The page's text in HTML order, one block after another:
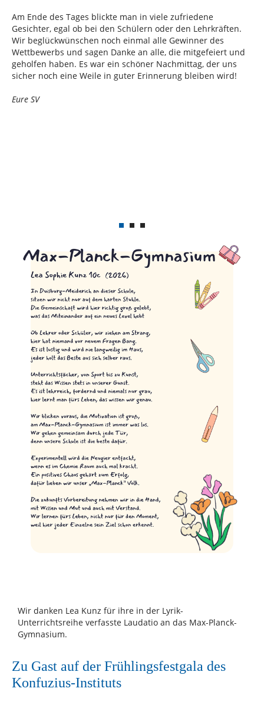
Am Ende des Tages blickte man in viele zufriedene
Gesichter, egal ob bei den Schülern oder den Lehrkräften.
Wir beglückwünschen noch einmal alle Gewinner des
Wettbewerbs und sagen Danke an alle, die mitgefeiert und
geholfen haben. Es war ein schöner Nachmittag, der uns
sicher noch eine Weile in guter Erinnerung bleiben wird!
Eure SV
Wir danken Lea Kunz für ihre in der Lyrik-
Unterrichtsreihe verfasste Laudatio an das Max-Planck-
Gymnasium.
Zu Gast auf der Frühlingsfestgala des
Konfuzius-Instituts